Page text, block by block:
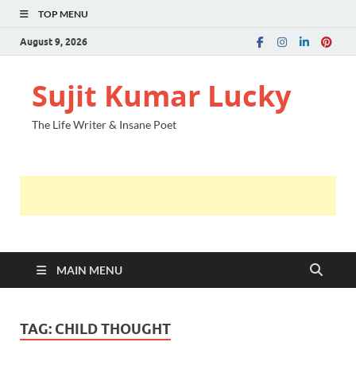
TOP MENU
August 9, 2026
Sujit Kumar Lucky
The Life Writer & Insane Poet
MAIN MENU
TAG: CHILD THOUGHT